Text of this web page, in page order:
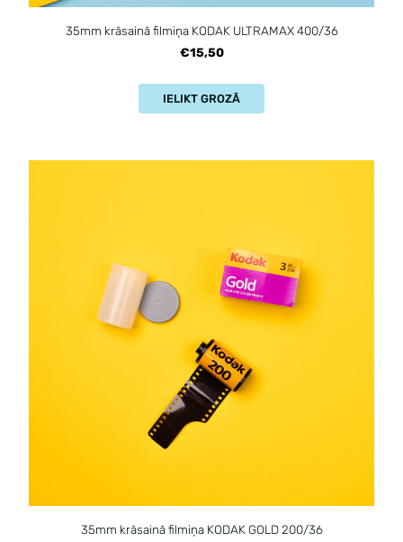
35mm krāsainā filmiņa KODAK ULTRAMAX 400/36
€15,50
IELIKT GROZĀ
35mm krāsainā filmiņa KODAK GOLD 200/36